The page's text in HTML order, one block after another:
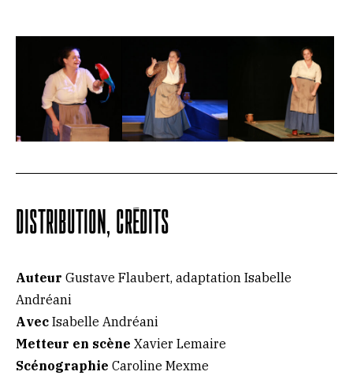
DISTRIBUTION, CRÉDITS
Auteur Gustave Flaubert, adaptation Isabelle
Andréani
Avec Isabelle Andréani
Metteur en scène Xavier Lemaire
Scénographie Caroline Mexme